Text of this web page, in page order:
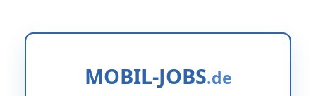
MOBIL-JOBS